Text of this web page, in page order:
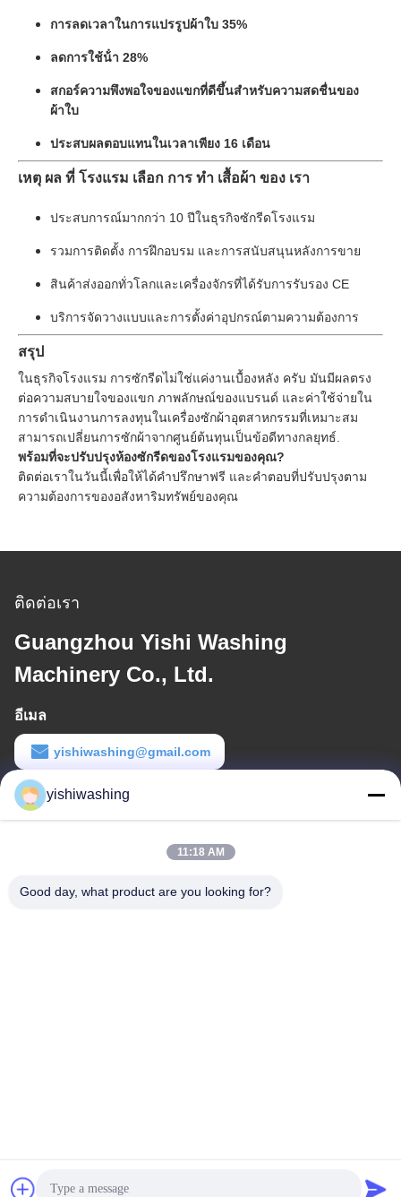
การลดเวลาในการแปรรูปผ้าใบ 35%
ลดการใช้น้ํา 28%
สกอร์ความพึงพอใจของแขกที่ดีขึ้นสําหรับความสดชื่นของ
ผ้าใบ
ประสบผลตอบแทนในเวลาเพียง 16 เดือน
เหตุ ผล ที่ โรงแรม เลือก การ ทํา เสื้อผ้า ของ เรา
ประสบการณ์มากกว่า 10 ปีในธุรกิจซักรีดโรงแรม
รวมการติดตั้ง การฝึกอบรม และการสนับสนุนหลังการขาย
สินค้าส่งออกทั่วโลกและเครื่องจักรที่ได้รับการรับรอง CE
บริการจัดวางแบบและการตั้งค่าอุปกรณ์ตามความต้องการ
สรุป
ในธุรกิจโรงแรม การซักรีดไม่ใช่แค่งานเบื้องหลัง ครับ มันมีผลตรง
ต่อความสบายใจของแขก ภาพลักษณ์ของแบรนด์ และค่าใช้จ่ายใน
การดําเนินงานการลงทุนในเครื่องซักผ้าอุตสาหกรรมที่เหมาะสม
สามารถเปลี่ยนการซักผ้าจากศูนย์ต้นทุนเป็นข้อดีทางกลยุทธ์.
พร้อมที่จะปรับปรุงห้องซักรีดของโรงแรมของคุณ?
ติดต่อเราในวันนี้เพื่อให้ได้คําปรึกษาฟรี และคําตอบที่ปรับปรุงตาม
ความต้องการของอสังหาริมทรัพย์ของคุณ
ติดต่อเรา
Guangzhou Yishi Washing
Machinery Co., Ltd.
อีเมล
yishiwashing@gmail.com
เวลาทํางาน
9:00-18:00
ที่อยู่ บริษัท
นโยบายความเป็นส่วนตัว
yishiwashing
11:18 AM
Good day, what product are you looking for?